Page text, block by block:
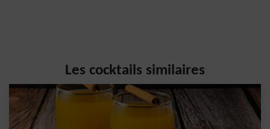
Les cocktails similaires